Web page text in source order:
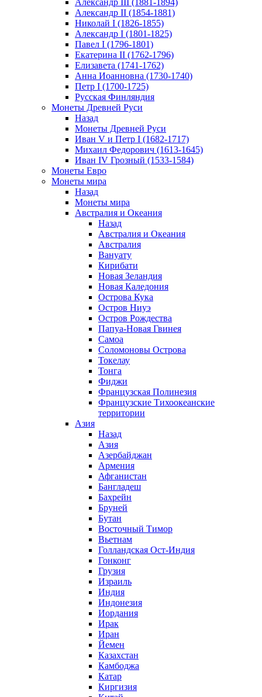
Александр III (1881-1894)
Александр II (1854-1881)
Николай I (1826-1855)
Александр I (1801-1825)
Павел I (1796-1801)
Екатерина II (1762-1796)
Елизавета (1741-1762)
Анна Иоанновна (1730-1740)
Петр I (1700-1725)
Русская Финляндия
Монеты Древней Руси
Назад
Монеты Древней Руси
Иван V и Петр I (1682-1717)
Михаил Федорович (1613-1645)
Иван IV Грозный (1533-1584)
Монеты Евро
Монеты мира
Назад
Монеты мира
Австралия и Океания
Назад
Австралия и Океания
Австралия
Вануату
Кирибати
Новая Зеландия
Новая Каледония
Острова Кука
Остров Ниуэ
Остров Рождества
Папуа-Новая Гвинея
Самоа
Соломоновы Острова
Токелау
Тонга
Фиджи
Французская Полинезия
Французские Тихоокеанские
территории
Азия
Назад
Азия
Азербайджан
Армения
Афганистан
Бангладеш
Бахрейн
Бруней
Бутан
Восточный Тимор
Вьетнам
Голландская Ост-Индия
Гонконг
Грузия
Израиль
Индия
Индонезия
Иордания
Ирак
Иран
Йемен
Казахстан
Камбоджа
Катар
Киргизия